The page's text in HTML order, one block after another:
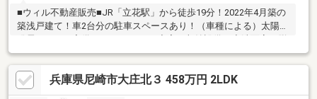
■ウィル不動産販売■JR「立花駅」から徒歩19分！2022年4月築の
築浅戸建て！車2台分の駐車スペースあり！（車種による）太陽光
衣室が独立した間取り！◇コミュニケーションのとりやすいリビ
ング階段！◇食洗器・浴室乾燥機などの付帯設備も充実！◇分譲
地の一画で整備された周辺環境！◇小学校・商業施設・公園など
が徒歩10分圏内の立地！【弊社の特徴について】■お車でのご来
兵庫県尼崎市大庄北３ 458万円 2LDK